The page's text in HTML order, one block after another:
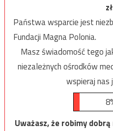
Państwa wsparcie jest
Fundacji Magna Polonia.
Masz świadomość tego
niezależnych ośrodków
wspieraj nas
Uważasz, że robimy